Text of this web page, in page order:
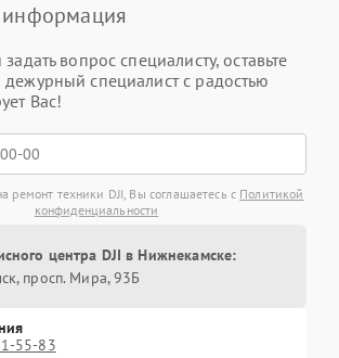
информация
задать вопрос специалисту, оставьте
специалист с радостью
Вас!
ремонт техники DJI, Вы соглашаетесь с Политикой
конфиденциальности
центра DJI в Нижнекамске:
просп. Мира, 93Б
55-83